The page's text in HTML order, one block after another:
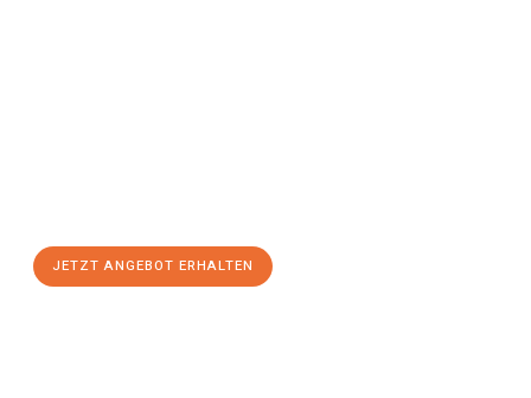
JETZT ANGEBOT ERHALTEN